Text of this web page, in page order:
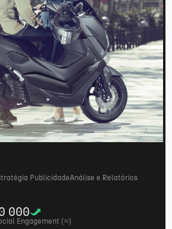
PublicidadeAnálise e Relatórios
000
Engagement (≈)